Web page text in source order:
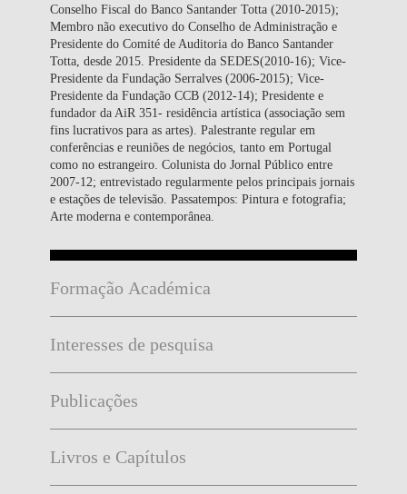
Conselho Fiscal do Banco Santander Totta (2010-2015);
Membro não executivo do Conselho de Administração e
Presidente do Comité de Auditoria do Banco Santander
Totta, desde 2015. Presidente da SEDES(2010-16); Vice-
Presidente da Fundação Serralves (2006-2015); Vice-
Presidente da Fundação CCB (2012-14); Presidente e
fundador da AiR 351- residência artística (associação sem
fins lucrativos para as artes). Palestrante regular em
conferências e reuniões de negócios, tanto em Portugal
como no estrangeiro. Colunista do Jornal Público entre
2007-12; entrevistado regularmente pelos principais jornais
e estações de televisão. Passatempos: Pintura e fotografia;
Arte moderna e contemporânea.
Formação Académica
Interesses de pesquisa
Publicações
Livros e Capítulos